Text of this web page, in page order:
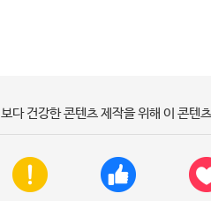
보다 건강한 콘텐츠 제작을 위해 이 콘텐